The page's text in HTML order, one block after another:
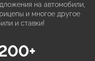
на автомобили,
и многое другое
и ставки!